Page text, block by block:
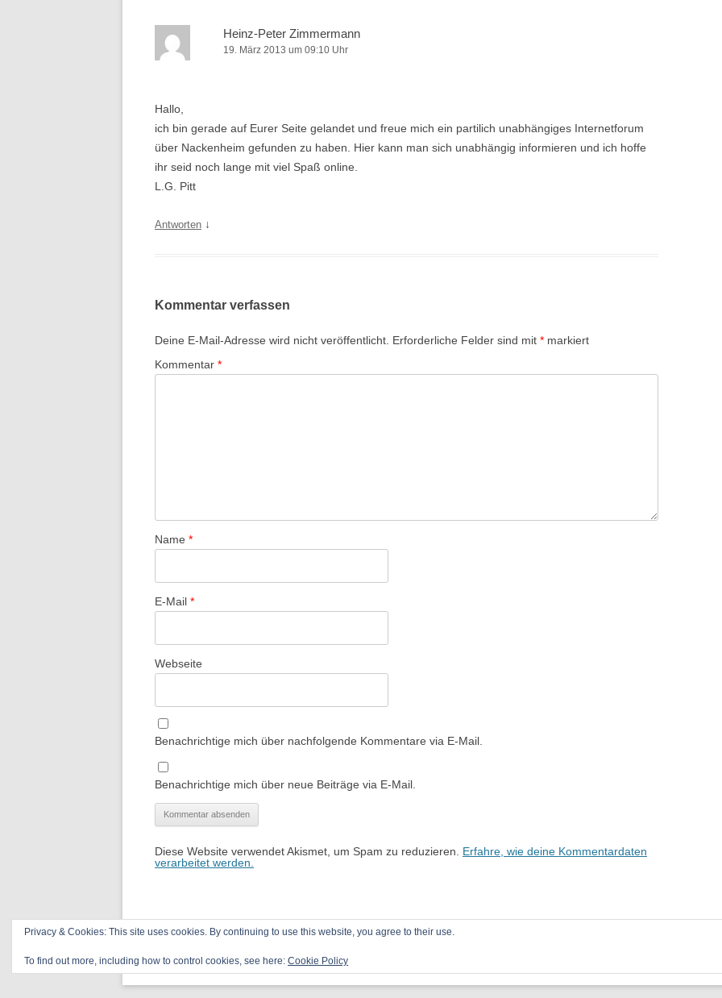
Heinz-Peter Zimmermann
19. März 2013 um 09:10 Uhr
Hallo,
ich bin gerade auf Eurer Seite gelandet und freue mich ein partilich unabhängiges Internetforum
über Nackenheim gefunden zu haben. Hier kann man sich unabhängig informieren und ich hoffe
ihr seid noch lange mit viel Spaß online.
L.G. Pitt
Antworten ↓
Kommentar verfassen
Deine E-Mail-Adresse wird nicht veröffentlicht. Erforderliche Felder sind mit * markiert
Kommentar *
Name *
E-Mail *
Webseite
Benachrichtige mich über nachfolgende Kommentare via E-Mail.
Benachrichtige mich über neue Beiträge via E-Mail.
Diese Website verwendet Akismet, um Spam zu reduzieren. Erfahre, wie deine Kommentardaten
verarbeitet werden.
Privacy & Cookies: This site uses cookies. By continuing to use this website, you agree to their use.
To find out more, including how to control cookies, see here: Cookie Policy
Datenschutzerklärung Stolz präsentiert von WordPress